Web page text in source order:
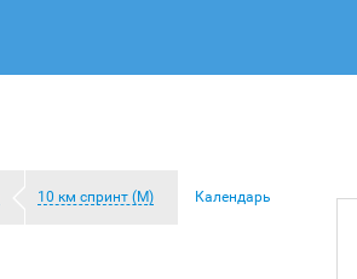
10 км спринт (М) Календарь